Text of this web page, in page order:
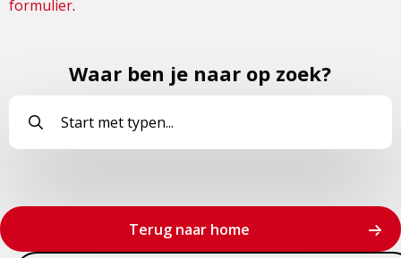
formulier.
Waar ben je naar op zoek?
Terug naar home